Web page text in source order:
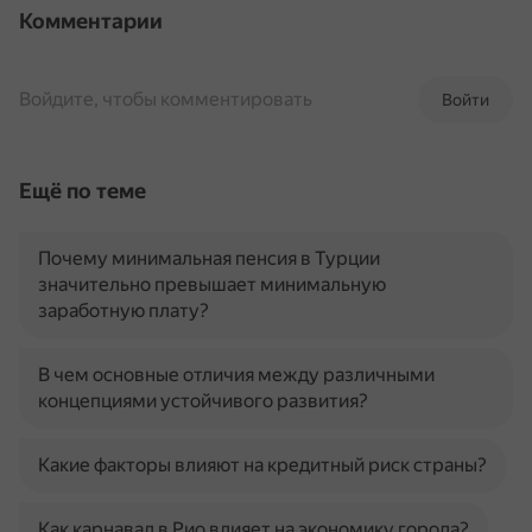
Комментарии
Войти
Войдите, чтобы комментировать
Ещё по теме
Почему минимальная пенсия в Турции
значительно превышает минимальную
заработную плату?
В чем основные отличия между различными
концепциями устойчивого развития?
Какие факторы влияют на кредитный риск страны?